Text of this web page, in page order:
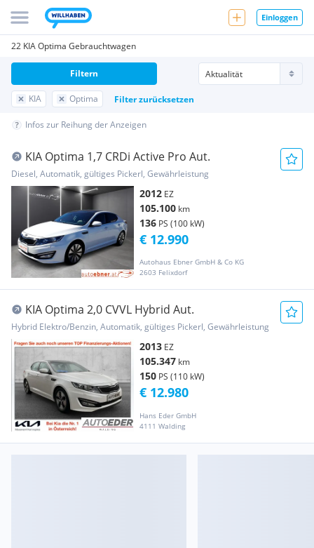
Einloggen
22 KIA Optima Gebrauchtwagen
KIA Optima Filter zurücksetzen
Filtern
Infos zur Reihung der Anzeigen
KIA Optima 1,7 CRDi Active Pro Aut.
Diesel, Automatik, gültiges Pickerl, Gewährleistung
2012 EZ
105.100 km
136 PS (100 kW)
Autohaus Ebner GmbH & Co KG
2603 Felixdorf
€ 12.990
KIA Optima 2,0 CVVL Hybrid Aut.
Hybrid Elektro/Benzin, Automatik, gültiges Pickerl, Gewährleistung
2013 EZ
105.347 km
150 PS (110 kW)
Hans Eder GmbH
4111 Walding
€ 12.980